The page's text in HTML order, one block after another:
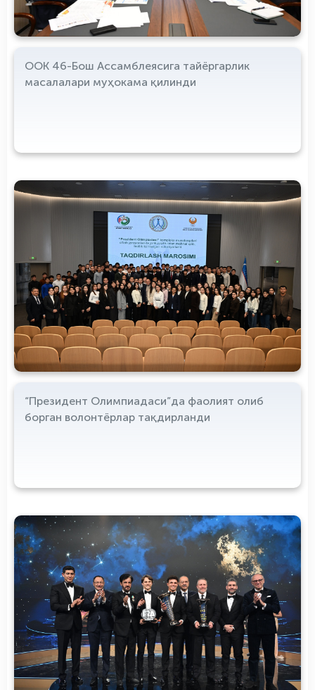
ООК 46-Бош Ассамблеясига тайёргарлик
масалалари муҳокама қилинди
“Президент Олимпиадаси”да фаолият олиб
борган волонтёрлар тақдирланди